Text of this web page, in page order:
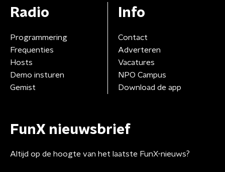
Radio
Programmering
Frequenties
Hosts
Demo insturen
Gemist
Info
Contact
Adverteren
Vacatures
NPO Campus
Download de app
FunX nieuwsbrief
Altijd op de hoogte van het laatste FunX-nieuws?